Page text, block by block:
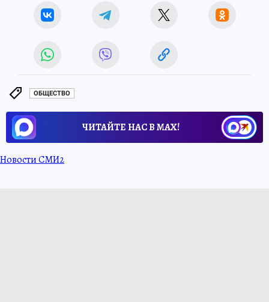
ОБЩЕСТВО
ЧИТАЙТЕ НАС В МАХ!
Новости СМИ2